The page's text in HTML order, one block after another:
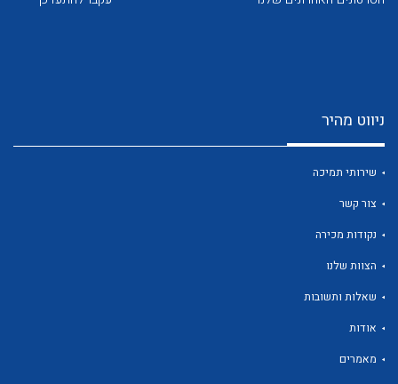
לכל מוצרי היצרן
לכל מוצרי היצרן
ניווט מהיר
שירותי תמיכה
צור קשר
נקודות מכירה
הצוות שלנו
שאלות ותשובות
אודות
מאמרים